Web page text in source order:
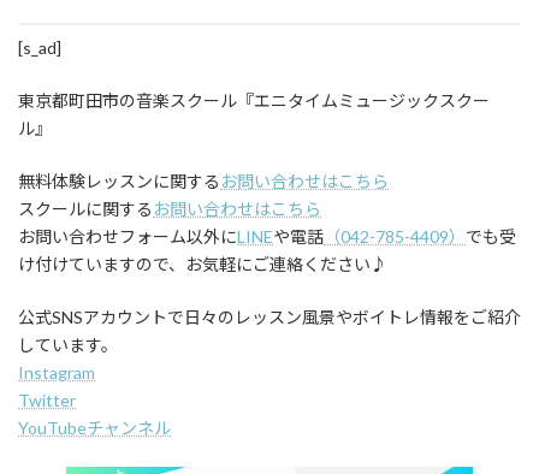
[s_ad]
東京都町田市の音楽スクール『エニタイムミュージックスクー
ル』
無料体験レッスンに関する お問い合わせはこちら
スクールに関する お問い合わせはこちら
お問い合わせフォーム以外にLINEや電話 （042-785-4409） でも受
け付けていますので、お気軽にご連絡ください♪
公式SNSアカウントで日々のレッスン風景やボイトレ情報をご紹介
しています。
Instagram
Twitter
YouTubeチャンネル